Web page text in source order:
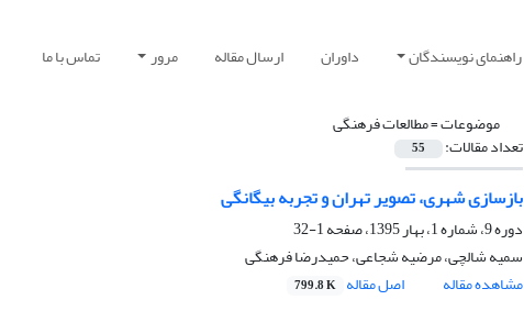
راهنمای نویسندگان داوران ارسال مقاله مرور تماس با ما
موضوعات =مطالعات فرهنگی
تعداد مقالات: 55
بازسازی شهری، تصویر تهران و تجربه بیگانگی
دوره 9، شماره 1، بهار 1395، صفحه
1-32
سمیه شالچی، مرضیه شجاعی، حمیدرضا فرهنگی
مشاهده مقاله
اصل مقاله 799.8 K